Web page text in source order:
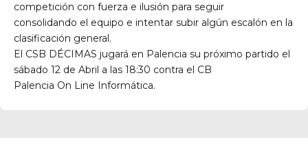
competición con fuerza e ilusión para seguir
consolidando el equipo e intentar subir algún escalón en la
clasificación general.
El CSB DÉCIMAS jugará en Palencia su próximo partido el
sábado 12 de Abril a las 18:30 contra el CB
Palencia On Line Informática.